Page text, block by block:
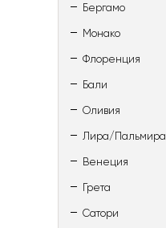
Бергамо
Монако
Флоренция
Бали
Оливия
Лира/Пальмира
Венеция
Грета
Сатори